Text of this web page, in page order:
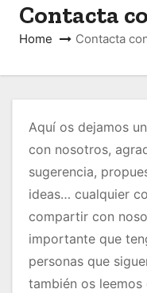
Contacta
Home Contacta
Aquí os dejamos
con nosotros,
sugerencia,
ideas… cualquier
compartir con
importante que
personas que
también os